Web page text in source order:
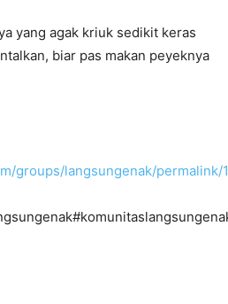
yang agak kriuk sedikit keras
biar pas makan peyeknya
groups/langsungenak/